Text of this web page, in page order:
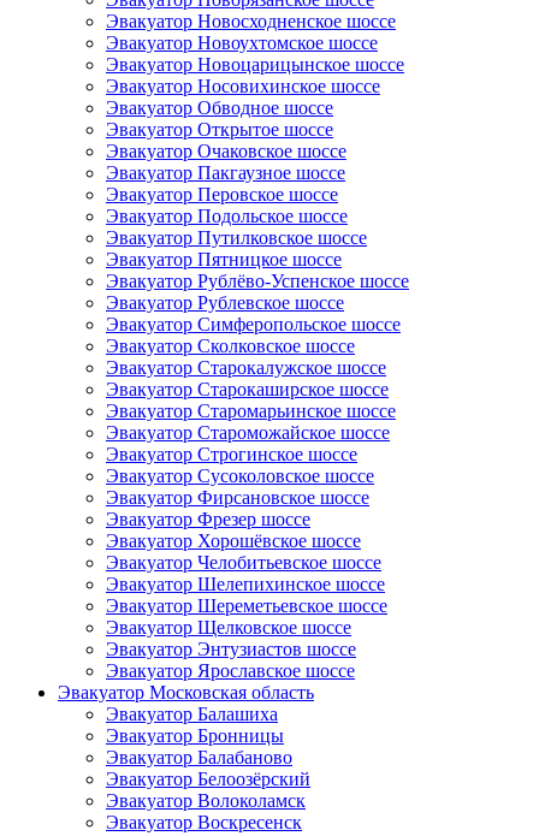
Эвакуатор Новосходненское шоссе
Эвакуатор Новоухтомское шоссе
Эвакуатор Новоцарицынское шоссе
Эвакуатор Носовихинское шоссе
Эвакуатор Обводное шоссе
Эвакуатор Открытое шоссе
Эвакуатор Очаковское шоссе
Эвакуатор Пакгаузное шоссе
Эвакуатор Перовское шоссе
Эвакуатор Подольское шоссе
Эвакуатор Путилковское шоссе
Эвакуатор Пятницкое шоссе
Эвакуатор Рублёво-Успенское шоссе
Эвакуатор Рублевское шоссе
Эвакуатор Симферопольское шоссе
Эвакуатор Сколковское шоссе
Эвакуатор Старокалужское шоссе
Эвакуатор Старокаширское шоссе
Эвакуатор Старомарьинское шоссе
Эвакуатор Староможайское шоссе
Эвакуатор Строгинское шоссе
Эвакуатор Сусоколовское шоссе
Эвакуатор Фирсановское шоссе
Эвакуатор Фрезер шоссе
Эвакуатор Хорошёвское шоссе
Эвакуатор Челобитьевское шоссе
Эвакуатор Шелепихинское шоссе
Эвакуатор Шереметьевское шоссе
Эвакуатор Щелковское шоссе
Эвакуатор Энтузиастов шоссе
Эвакуатор Ярославское шоссе
Эвакуатор Московская область
Эвакуатор Балашиха
Эвакуатор Бронницы
Эвакуатор Балабаново
Эвакуатор Белоозёрский
Эвакуатор Волоколамск
Эвакуатор Воскресенск